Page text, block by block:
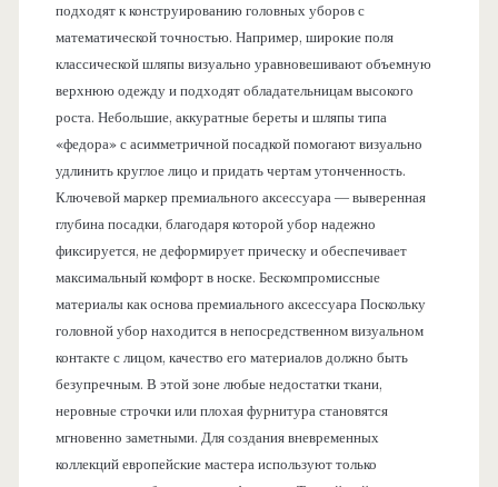
подходят к конструированию головных уборов с
математической точностью. Например, широкие поля
классической шляпы визуально уравновешивают объемную
верхнюю одежду и подходят обладательницам высокого
роста. Небольшие, аккуратные береты и шляпы типа
«федора» с асимметричной посадкой помогают визуально
удлинить круглое лицо и придать чертам утонченность.
Ключевой маркер премиального аксессуара — выверенная
глубина посадки, благодаря которой убор надежно
фиксируется, не деформирует прическу и обеспечивает
максимальный комфорт в носке. Бескомпромиссные
материалы как основа премиального аксессуара Поскольку
головной убор находится в непосредственном визуальном
контакте с лицом, качество его материалов должно быть
безупречным. В этой зоне любые недостатки ткани,
неровные строчки или плохая фурнитура становятся
мгновенно заметными. Для создания вневременных
коллекций европейские мастера используют только